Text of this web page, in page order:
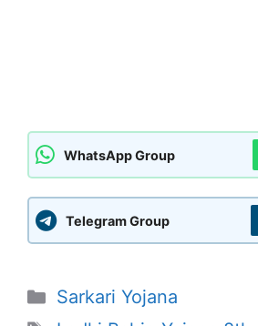
WhatsApp Group
Telegram Group
Categories
Sarkari Yojana